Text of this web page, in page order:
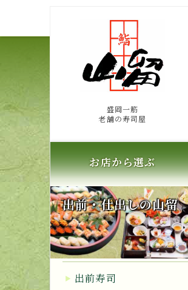
盛岡一筋
老舗の寿司屋
お店から選ぶ
出前・仕出しの山留
出前寿司